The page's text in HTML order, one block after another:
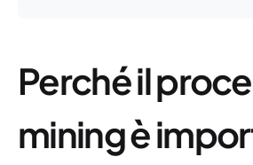
Perché il
mining è